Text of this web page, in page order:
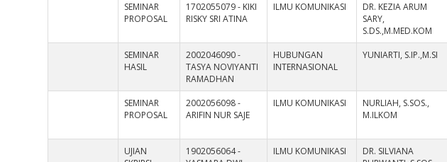
SEMINAR
PROPOSAL
1702055079 - KIKI
RISKY SRI ATINA
ILMU KOMUNIKASI
DR. KEZIA ARUM
SARY,
S.DS.,M.MED.KOM
SEMINAR
HASIL
2002046090 -
TASYA NOVIYANTI
RAMADHAN
HUBUNGAN
INTERNASIONAL
YUNIARTI, S.IP.,M.SI
SEMINAR
PROPOSAL
2002056098 -
ARIFIN NUR SAJE
ILMU KOMUNIKASI
NURLIAH, S.SOS.,
M.ILKOM
UJIAN
1902056064 -
ILMU KOMUNIKASI
DR. SILVIANA